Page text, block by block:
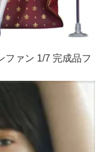
ファン 1/7 完成品フ